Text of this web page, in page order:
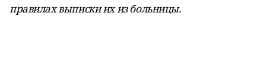
правилах выписки их из больницы.